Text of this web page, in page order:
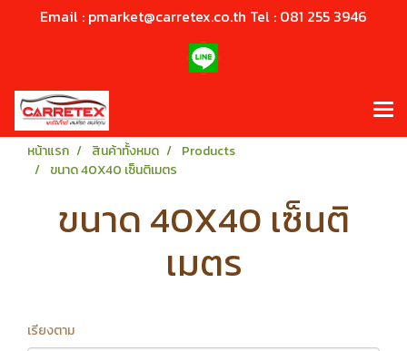
Email : pmarket@carretex.co.th Tel : 081 255 3946
หน้าแรก สินค้าทั้งหมด
Products
ขนาด 40X40 เซ็นติเมตร
ขนาด 40X40 เซ็นติ
เมตร
เรียงตาม